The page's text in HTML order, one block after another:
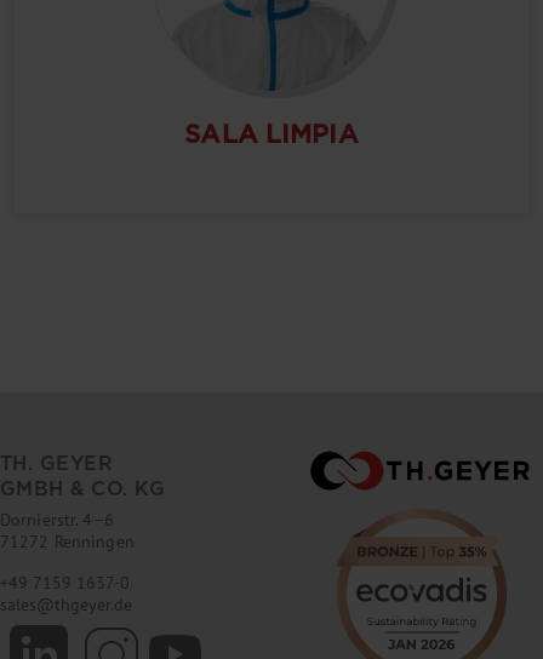
SALA LIMPIA
TH. GEYER
GMBH & CO. KG
Dornierstr. 4–6
71272 Renningen
+49 7159 1637-0
sales@thgeyer.de